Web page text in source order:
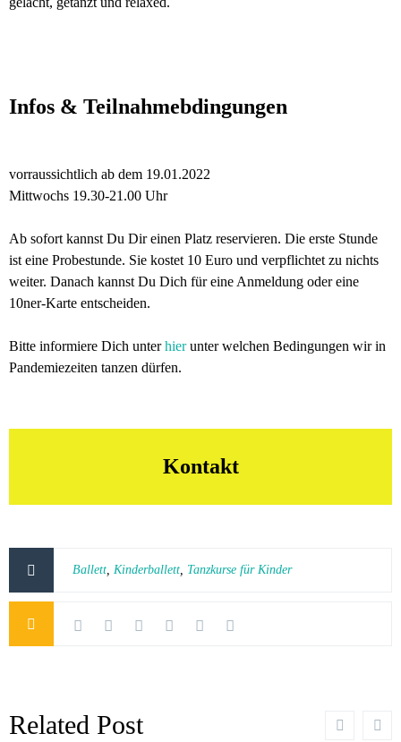
Infos & Teilnahmebdingungen
vorraussichtlich ab dem 19.01.2022
Mittwochs 19.30-21.00 Uhr
Ab sofort kannst Du Dir einen Platz reservieren. Die erste Stunde
ist eine Probestunde. Sie kostet 10 Euro und verpflichtet zu nichts
weiter. Danach kannst Du Dich für eine Anmeldung oder eine
10ner-Karte entscheiden.
Bitte informiere Dich unterhierunter welchen Bedingungen wir in
Pandemiezeiten tanzen dürfen.
Kontakt
Ballett, Kinderballett, Tanzkurse für Kinder
Related Post